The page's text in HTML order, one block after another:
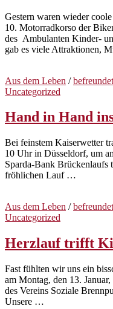
Gestern waren wieder
10. Motorradkorso der
des Ambulanten Kinder-
gab es viele Attraktionen,
Aus dem Leben /
Uncategorized
Hand in Hand
Bei feinstem Kaiserwetter
10 Uhr in Düsseldorf, um
Sparda-Bank Brückenlaufs
fröhlichen Lauf …
Aus dem Leben /
Uncategorized
Herzlauf trifft
Fast fühlten wir uns ein
am Montag, den 13.
des Vereins Soziale
Unsere …